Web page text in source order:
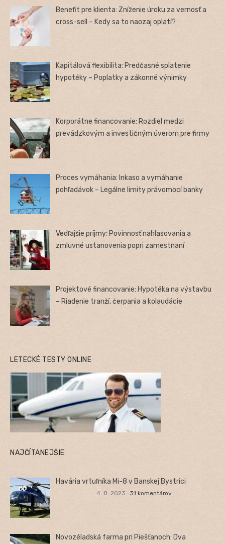
Benefit pre klienta: Zníženie úroku za vernosť a
cross-sell – Kedy sa to naozaj oplatí?
Kapitálová flexibilita: Predčasné splatenie
hypotéky – Poplatky a zákonné výnimky
Korporátne financovanie: Rozdiel medzi
prevádzkovým a investičným úverom pre firmy
Proces vymáhania: Inkaso a vymáhanie
pohľadávok – Legálne limity právomocí banky
Vedľajšie príjmy: Povinnosť nahlasovania a
zmluvné ustanovenia popri zamestnaní
Projektové financovanie: Hypotéka na výstavbu
– Riadenie tranží, čerpania a kolaudácie
LETECKÉ TESTY ONLINE
NAJČÍTANEJŠIE
Havária vrtuľníka Mi-8 v Banskej Bystrici
4. 8. 2023 31 komentárov
Novozéladská farma pri Piešťanoch: Dva